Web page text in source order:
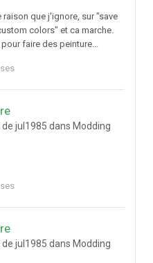
que j'ignore, sur "save
colors" et ca marche.
faire des peinture...
jul1985 dans Modding
jul1985 dans Modding